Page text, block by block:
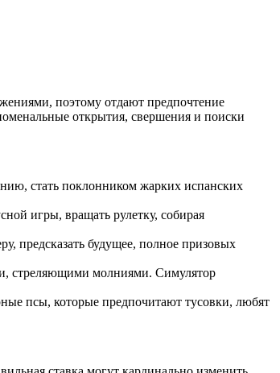
поэтому отдают предпочтение
открытия, свершения и поиски
стать поклонником жарких испанских
игры, вращать рулетку, собирая
предсказать будущее, полное призовых
стреляющими молниями. Симулятор
псы, которые предпочитают тусовки, любят